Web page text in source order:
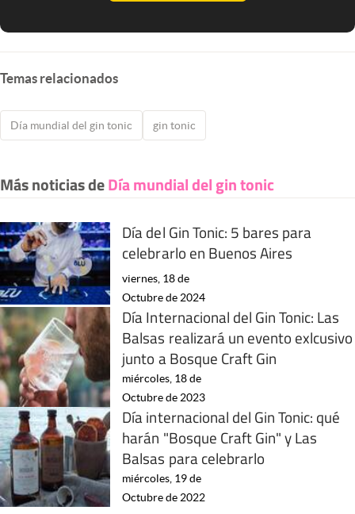
Temas relacionados
Día mundial del gin tonic gin tonic
Más noticias deDía mundial del gin tonic
Día del Gin Tonic: 5 bares para
celebrarlo en Buenos Aires
viernes, 18 de
Octubre de 2024
Día Internacional del Gin Tonic: Las
Balsas realizará un evento exlcusivo
junto a Bosque Craft Gin
miércoles, 18 de
Octubre de 2023
Día internacional del Gin Tonic: qué
harán "Bosque Craft Gin" y Las
Balsas para celebrarlo
miércoles, 19 de
Octubre de 2022